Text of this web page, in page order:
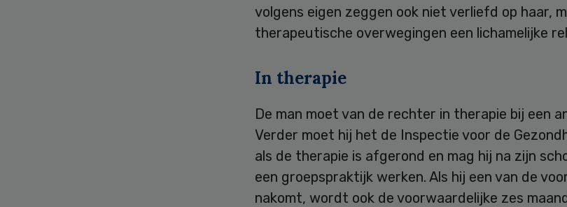
volgens eigen zeggen ook niet verliefd op haar,
therapeutische overwegingen een lichamelijke
In therapie
De man moet van de rechter in therapie bij een
Verder moet hij het de Inspectie voor de
als de therapie is afgerond en mag hij na zijn
een groepspraktijk werken. Als hij een van de
nakomt, wordt ook de voorwaardelijke zes